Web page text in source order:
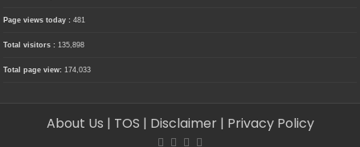
Page views today :481
Total visitors : 135,898
Total page view: 174,033
About Us | TOS | Disclaimer | Privacy Policy